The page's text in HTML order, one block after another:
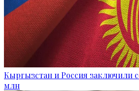
Кыргызстан и Россия заключили
млн